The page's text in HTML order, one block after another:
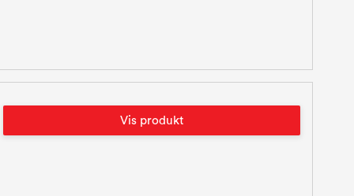
Vis produkt